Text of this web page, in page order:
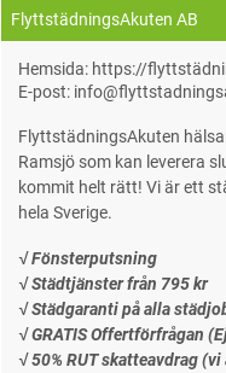
FlyttstädningsAkuten AB
Hemsida: https://
E-post:
FlyttstädningsAkuten
Ramsjö som kan leverera
kommit helt rätt! Vi är ett
hela Sverige.
√ Fönsterputsning
√ Städtjänster från 795 kr
√ Städgaranti på alla
√ GRATIS Offertförfrågan
√ 50% RUT skatteavdrag